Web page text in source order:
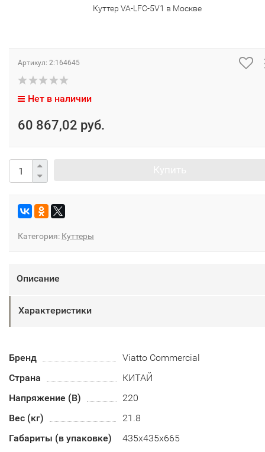
Куттер VA-LFC-5V1 в Москве
Артикул: 2:164645
Нет в наличии
60 867,02 руб.
Категория: Куттеры
Описание
Характеристики
Бренд
Viatto Commercial
Страна
КИТАЙ
Напряжение (В)
220
Вес (кг)
21.8
Габариты (в упаковке)
435х435х665